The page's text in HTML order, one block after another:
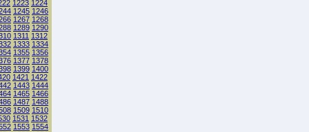
1223 1224
1245 1246
1267 1268
1289 1290
1311 1312
1333 1334
1355 1356
1377 1378
1399 1400
1421 1422
1443 1444
1465 1466
1487 1488
1509 1510
1531 1532
1553 1554